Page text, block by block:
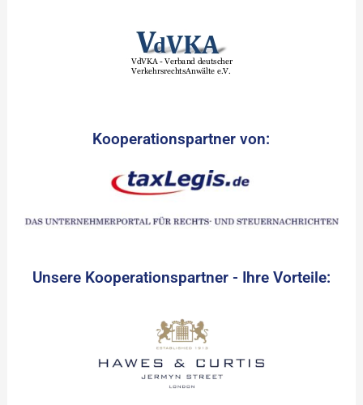
Kooperationspartner von:
Unsere Kooperationspartner - Ihre Vorteile: